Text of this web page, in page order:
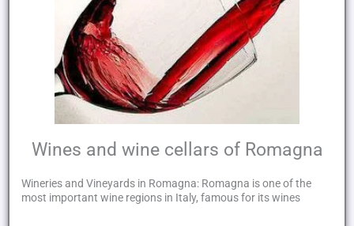
Wines and wine cellars of Romagna
Wineries and Vineyards in Romagna: Romagna is one of the
most important wine regions in Italy, famous for its wines